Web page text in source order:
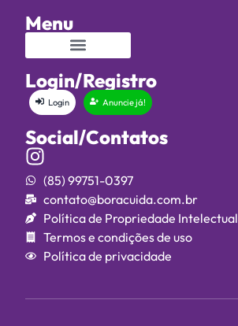
Menu
Login/Registro
Login Anuncie já!
Social/Contatos
(85) 99751-0397
contato@boracuida.com.br
Política de Propriedade Intelectual
Termos e condições de uso
Política de privacidade